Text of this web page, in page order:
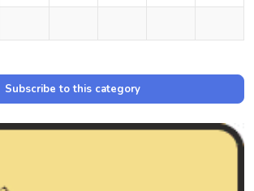
Subscribe to this category